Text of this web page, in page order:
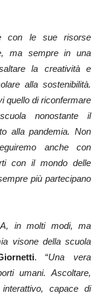
con le sue risorse
ma sempre in una
la creatività e
alla sostenibilità.
quello di riconfermare
nonostante il
alla pandemia. Non
anche con
con il mondo delle
più partecipano
in molti modi, ma
visone della scuola
. “Una vera
umani. Ascoltare,
capace di